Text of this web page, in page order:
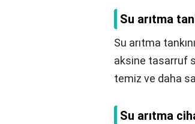
Su arıtma
Su arıtma
aksine tasarruf
temiz ve daha
Su arıtma